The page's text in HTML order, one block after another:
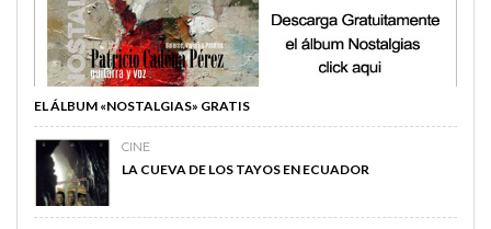
EL ÁLBUM «NOSTALGIAS» GRATIS
CINE
LA CUEVA DE LOS TAYOS EN ECUADOR